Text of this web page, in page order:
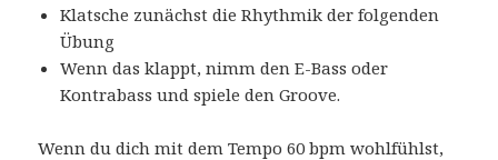
Klatsche zunächst die Rhythmik der folgenden
Übung
Wenn das klappt, nimm den E-Bass oder
Kontrabass und spiele den Groove.
Wenn du dich mit dem Tempo 60 bpm wohlfühlst,